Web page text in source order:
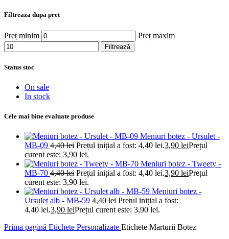
Filtreaza dupa pret
Preț minim Preț maxim
Filtrează
Status stoc
On sale
In stock
Cele mai bine evaluate produse
Meniuri botez - Ursulet -
MB-09 4,40lei Prețul inițial a fost: 4,40 lei.3,90 leiPrețul
curent este: 3,90 lei.
Meniuri botez - Tweety -
MB-70 4,40lei Prețul inițial a fost: 4,40 lei.3,90 leiPrețul
curent este: 3,90 lei.
Meniuri botez -
Ursulet alb - MB-59 4,40lei Prețul inițial a fost:
4,40 lei.3,90 leiPrețul curent este: 3,90 lei.
Prima pagină Etichete Personalizate Etichete Marturii Botez